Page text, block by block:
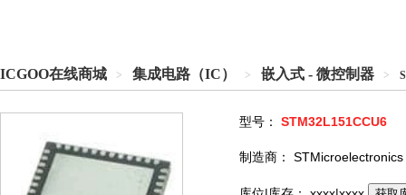
ICGOO在线商城 > 集成电路（IC） > 嵌入式 - 微控制器 >
型号： STM32L151CCU6
制造商： STMicroelectronics